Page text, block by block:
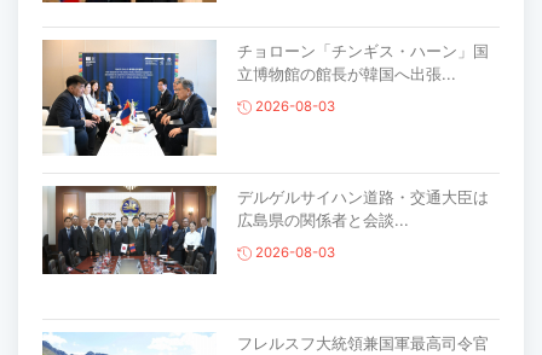
チョローン「チンギス・ハーン」国
立博物館の館長が韓国へ出張...
2026-08-03
デルゲルサイハン道路・交通大臣は
広島県の関係者と会談...
2026-08-03
フレルスフ大統領兼国軍最高司令官